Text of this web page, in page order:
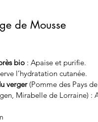
de Mousse
bio : Apaise et purifie.
l’hydratation cutanée.
verger (Pomme des Pays
Mirabelle de Lorraine) :